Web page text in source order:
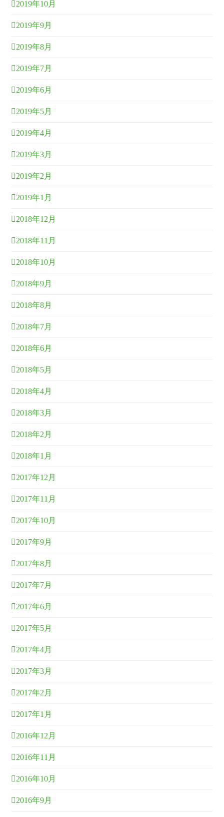
2019年10月
2019年9月
2019年8月
2019年7月
2019年6月
2019年5月
2019年4月
2019年3月
2019年2月
2019年1月
2018年12月
2018年11月
2018年10月
2018年9月
2018年8月
2018年7月
2018年6月
2018年5月
2018年4月
2018年3月
2018年2月
2018年1月
2017年12月
2017年11月
2017年10月
2017年9月
2017年8月
2017年7月
2017年6月
2017年5月
2017年4月
2017年3月
2017年2月
2017年1月
2016年12月
2016年11月
2016年10月
2016年9月